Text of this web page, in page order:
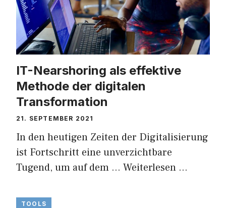
IT-Nearshoring als effektive
Methode der digitalen
Transformation
21. SEPTEMBER 2021
In den heutigen Zeiten der Digitalisierung
ist Fortschritt eine unverzichtbare
Tugend, um auf dem … Weiterlesen …
TOOLS